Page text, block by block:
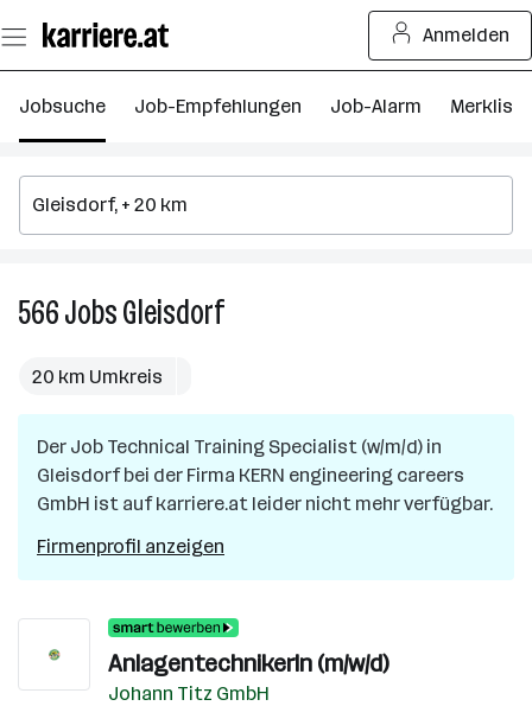
Seiteninhalt
springen
Anmelden
Jobsuche Job-Empfehlungen Job-Alarm Merkliste
566JobsGleisdorf566
20 km Umkreis
Der Job Technical Training Specialist (w/m/d) in
Gleisdorfbei der Firma KERN engineering careers
GmbH ist auf karriere.at leider nicht mehr verfügbar.
Firmenprofil anzeigen
AnlagentechnikerIn (m/w/d)
Johann Titz GmbH